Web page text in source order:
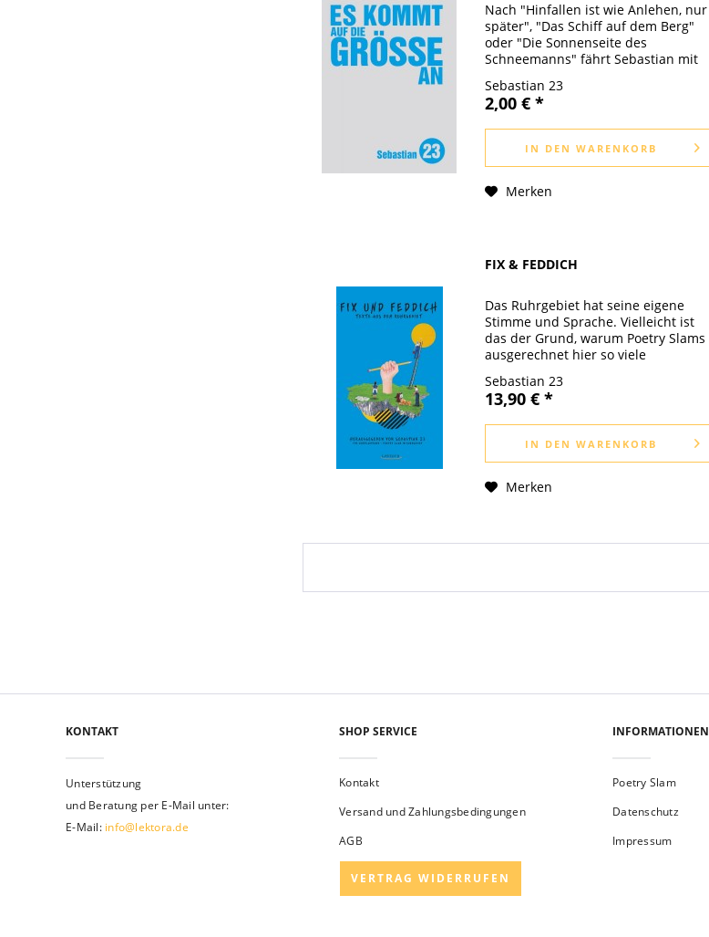
Nach "Hinfallen ist wie Anlehen, nur
später", "Das Schiff auf dem Berg"
oder "Die Sonnenseite des
Schneemanns" fährt Sebastian mit
auf einem kleinen, aber feinen
Kurzgeschichten-Mopped durch
unsere...
Sebastian 23
2,00 € *
IN DEN WARENKORB
Merken
FIX & FEDDICH
Das Ruhrgebiet hat seine eigene
Stimme und Sprache. Vielleicht ist
das der Grund, warum Poetry Slams
ausgerechnet hier so viele
hervorgebracht haben. Legen wir
also den Finger an den Puls des
Strukturwandels...
Sebastian 23
13,90 € *
IN DEN WARENKORB
Merken
KONTAKT
Unterstützung
und Beratung per E-Mail unter:
E-Mail: info@lektora.de
SHOP SERVICE
Kontakt
Versand und Zahlungsbedingungen
AGB
VERTRAG WIDERRUFEN
INFORMATIONEN
Poetry Slam
Datenschutz
Impressum